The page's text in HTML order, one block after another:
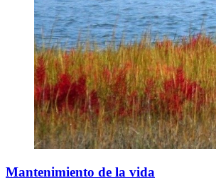
Mantenimiento de la vida